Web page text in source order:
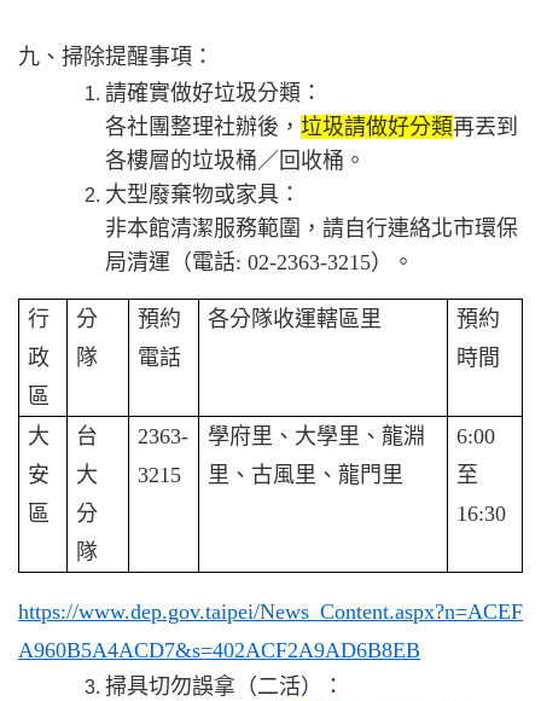
九、掃除提醒事項：
請確實做好垃圾分類：
各社團整理社辦後， 垃圾請做好分類再丟到
各樓層的垃圾桶／回收桶。
大型廢棄物或家具：
非本館清潔服務範圍，請自行連絡北市環保
局清運（電話: 02-2363-3215）。
行
政
區
分
隊
預約
電話
各分隊收運轄區里
預約
時間
大
安
區
台
大
分
隊
2363-
3215
學府里、大學里、龍淵
里、古風里、龍門里
6:00
至
16:30
https://www.dep.gov.taipei/News_Content.aspx?n=ACEF
A960B5A4ACD7&s=402ACF2A9AD6B8EB
掃具切勿誤拿（二活）：